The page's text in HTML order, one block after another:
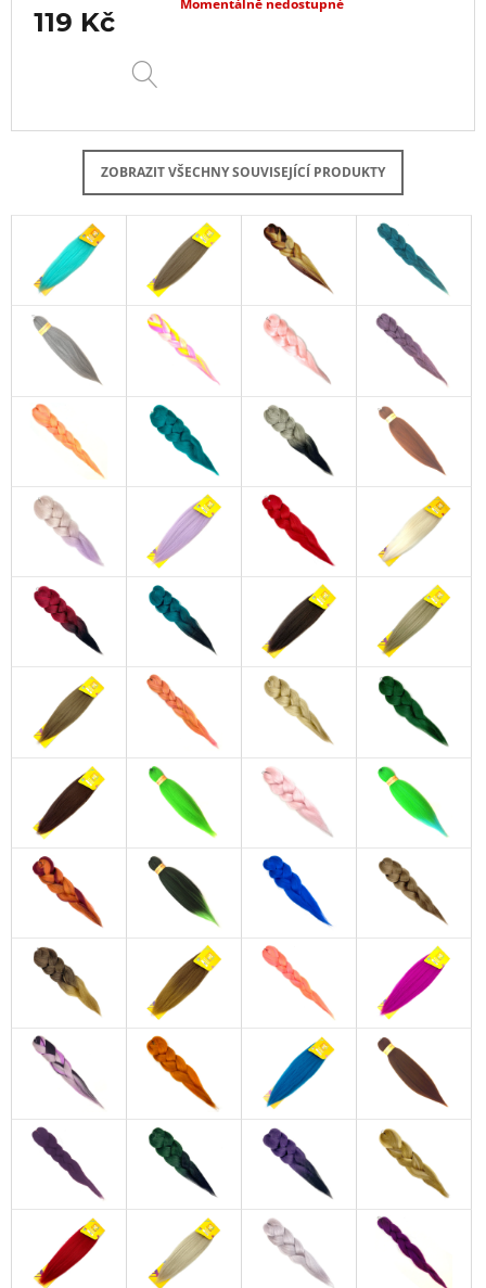
119 Kč
Momentálně nedostupné
ZOBRAZIT VŠECHNY SOUVISEJÍCÍ PRODUKTY